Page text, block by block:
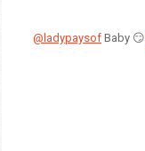
@ladypaysof Baby 😏